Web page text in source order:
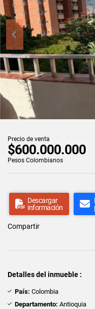
Precio de venta
$600.000.000
Pesos Colombianos
Descargar
información
Compartir
Detalles del inmueble :
País: Colombia
Departamento: Antioquia